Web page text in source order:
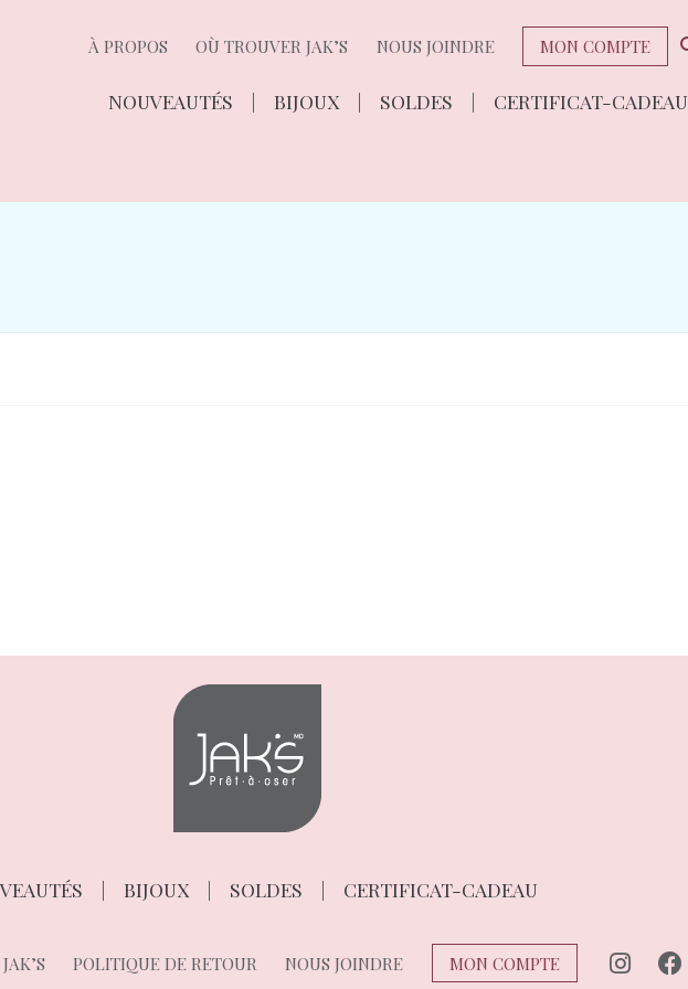
À PROPOS OÙ TROUVER JAK’S NOUS JOINDRE MON COMPTE
NOUVEAUTÉS BIJOUX SOLDES CERTIFICAT-CADEAU
BIJOUX SOLDES CERTIFICAT-CADEAU
POLITIQUE DE RETOUR NOUS JOINDRE MON COMPTE